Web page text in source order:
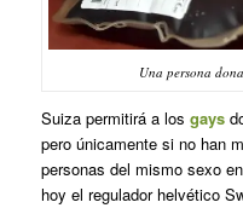
Una persona
Suiza permitirá a los gays
pero únicamente si no han
personas del mismo sexo
hoy el regulador helvético